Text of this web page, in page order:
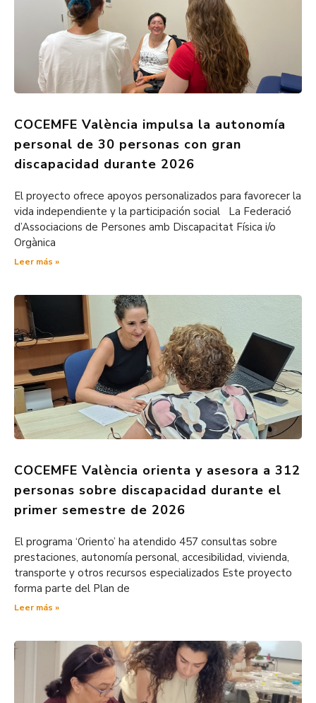
COCEMFE València impulsa la autonomía
personal de 30 personas con gran
discapacidad durante 2026
El proyecto ofrece apoyos personalizados para favorecer la
vida independiente y la participación social La Federació
d’Associacions de Persones amb Discapacitat Física i/o
Orgànica
Leer más »
COCEMFE València orienta y asesora a 312
personas sobre discapacidad durante el
primer semestre de 2026
El programa ‘Oriento’ ha atendido 457 consultas sobre
prestaciones, autonomía personal, accesibilidad, vivienda,
transporte y otros recursos especializados Este proyecto
forma parte del Plan de
Leer más »